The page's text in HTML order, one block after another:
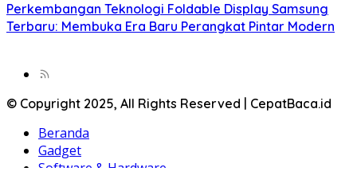
Perkembangan Teknologi Foldable Display Samsung
Terbaru: Membuka Era Baru Perangkat Pintar Modern
© Copyright 2025, All Rights Reserved | CepatBaca.id
Beranda
Gadget
Software & Hardware